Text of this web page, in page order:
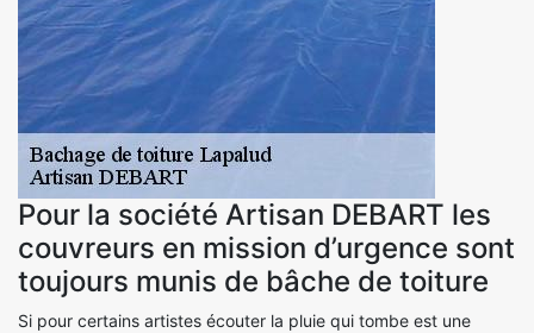
Pour la société Artisan DEBART les
couvreurs en mission d’urgence sont
toujours munis de bâche de toiture
Si pour certains artistes écouter la pluie qui tombe est une